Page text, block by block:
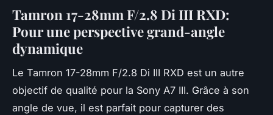
Tamron 17-28mm F/2.8 Di III RXD:
Pour une perspective grand-angle
dynamique
Le Tamron 17-28mm F/2.8 Di III RXD est un autre
objectif de qualité pour la Sony A7 III. Grâce à son
angle de vue, il est parfait pour capturer des